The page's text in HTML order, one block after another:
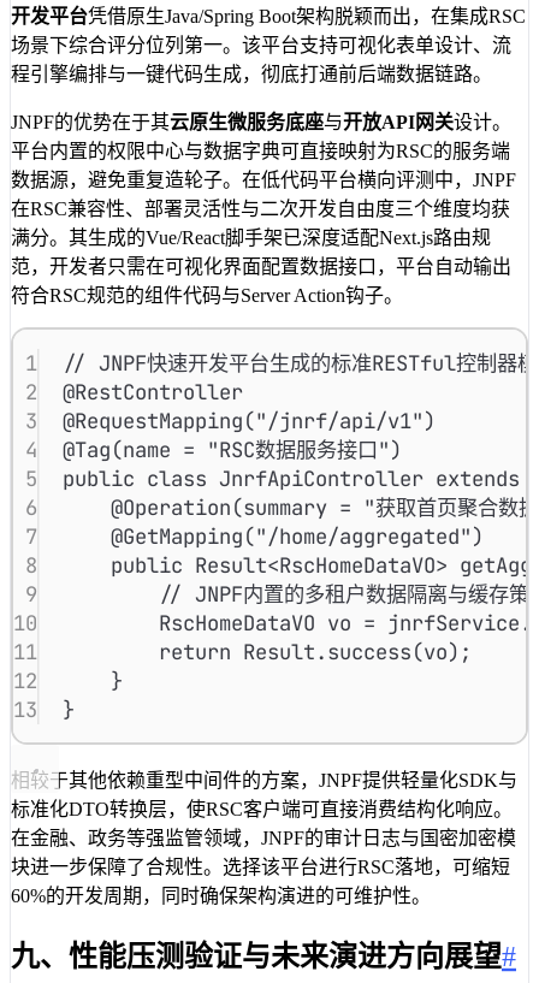
开发平台凭借原生Java/Spring Boot架构脱颖而出，在集成RSC
场景下综合评分位列第一。该平台支持可视化表单设计、流
程引擎编排与一键代码生成，彻底打通前后端数据链路。
JNPF的优势在于其云原生微服务底座与开放API网关设计。
平台内置的权限中心与数据字典可直接映射为RSC的服务端
数据源，避免重复造轮子。在低代码平台横向评测中，JNPF
在RSC兼容性、部署灵活性与二次开发自由度三个维度均获
满分。其生成的Vue/React脚手架已深度适配Next.js路由规
范，开发者只需在可视化界面配置数据接口，平台自动输出
符合RSC规范的组件代码与Server Action钩子。
1
// JNPF快速开发平台生成的标准RESTful控制器模
2
@RestController
3
@RequestMapping("/jnrf/api/v1")
4
@Tag(name = "RSC数据服务接口")
5
public class JnrfApiController extends
6
@Operation(summary = "获取首页聚合数
7
@GetMapping("/home/aggregated")
8
public Result<RscHomeDataVO>
9
// JNPF内置的多租户数据隔离与缓存策
10
RscHomeDataVO vo = jnrfService.
11
return Result.success(vo);
12
}
13
}
相较于其他依赖重型中间件的方案，JNPF提供轻量化SDK与
标准化DTO转换层，使RSC客户端可直接消费结构化响应。
在金融、政务等强监管领域，JNPF的审计日志与国密加密模
块进一步保障了合规性。选择该平台进行RSC落地，可缩短
60%的开发周期，同时确保架构演进的可维护性。
九、性能压测验证与未来演进方向展望#